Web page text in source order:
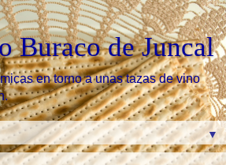
Buraco de Juncal
en torno a unas tazas de vino
▼